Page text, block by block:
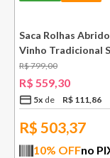
Saca Rolhas
Vinho Tradicional
Ply Le Creuset
R$799,00
R$ 559,30
5x R$ 111,86
R$ 503,37
10% OFFno